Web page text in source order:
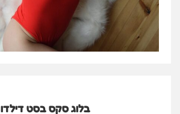
בלוג סקס בסט דילדו